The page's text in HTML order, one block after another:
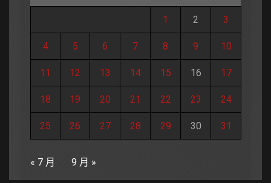
1 2 3
4 5 6 7 8 9 10
11 12 13 14 15 16 17
18 19 20 21 22 23 24
25 26 27 28 29 30 31
« 7 月 9 月 »